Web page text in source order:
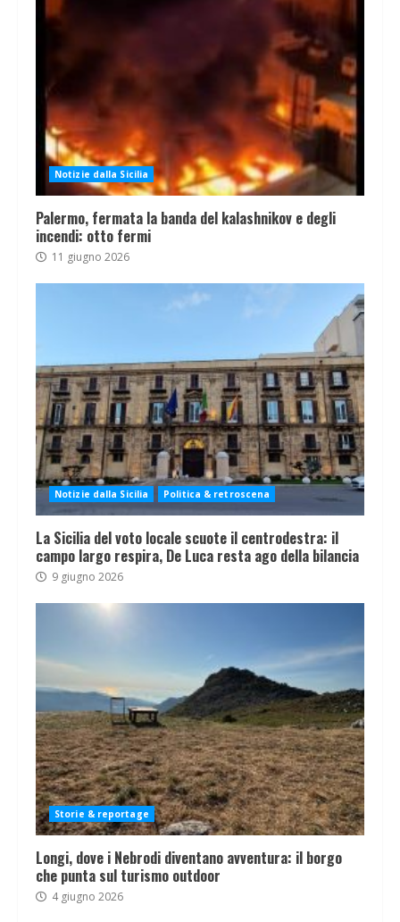
Notizie dalla Sicilia
Palermo, fermata la banda del kalashnikov e degli
incendi: otto fermi
11 giugno 2026
Notizie dalla Sicilia Politica & retroscena
La Sicilia del voto locale scuote il centrodestra: il
campo largo respira, De Luca resta ago della bilancia
9 giugno 2026
Storie & reportage
Longi, dove i Nebrodi diventano avventura: il borgo
che punta sul turismo outdoor
4 giugno 2026